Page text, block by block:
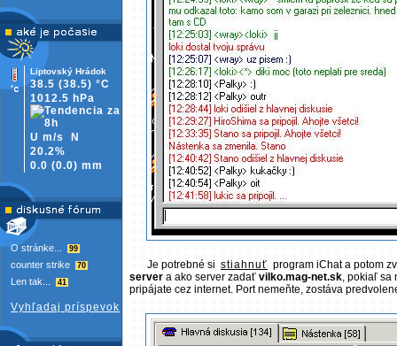
Liptovský Hrádok
38.5 (38.5) °C
1012.5 hPa
U m/s
N
20.2%
0.0 (0.0) mm
O stránke... 99
counter strike 70
Len tak... 41
Vyhľadaj príspevok
Je potrebné si stiahnuť program iChat a potom
server a ako server zadať vilko.mag-net.sk, pokiaľ sa
pripájate cez internet. Port nemeňte, zostáva